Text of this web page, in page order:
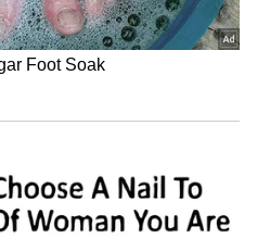
ಕ್ರಮದ ಅಗತ್ಯವಿದೆ ಎಂದು